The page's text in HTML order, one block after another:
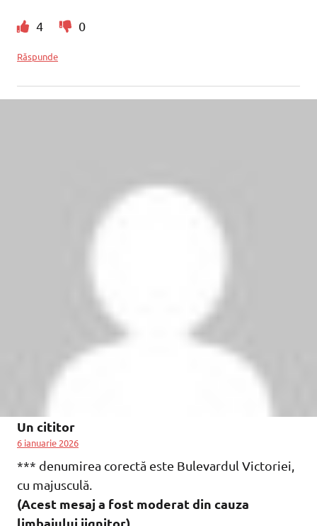
4 0
Răspunde
Un cititor
6 ianuarie 2026
*** denumirea corectă este Bulevardul Victoriei,
cu majusculă.
(Acest mesaj a fost moderat din cauza
limbajului jignitor)